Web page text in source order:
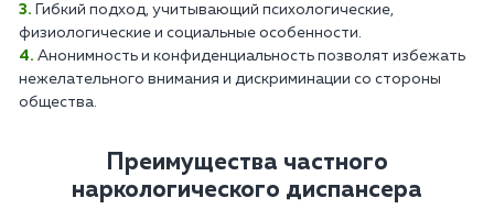
Гибкий подход, учитывающий психологические,
физиологические и социальные особенности.
Анонимность и конфиденциальность позволят избежать
нежелательного внимания и дискриминации со стороны
общества.
Преимущества частного
наркологического диспансера